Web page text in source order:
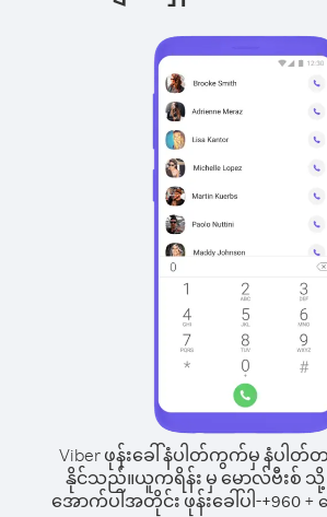
Viber ဖုန်းခေါ်နံပါတ်ကွက်မှ နံပါတ်တ
နိုင်သည်။ယူကရိန်း မှ မောလ်ဗီးစ် သို့
အောက်ပါအတိုင်း ဖုန်းခေါ်ပါ-+960+